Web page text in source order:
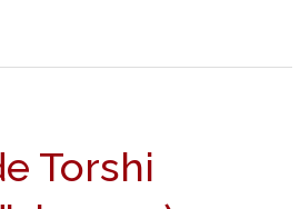
Torshi